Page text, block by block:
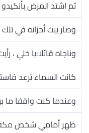
ثم اشتد المرض
وصار يبث أحزانه في
وناجاه قائلا:يا خلي ،
كانت السماء ترعد
وعندما كنت واقفا ما
ظهر أمامي شخص